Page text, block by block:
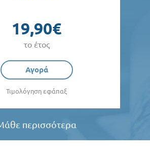
19,90€
το έτος
Αγορά
Τιμολόγηση εφάπαξ
περισσότερα